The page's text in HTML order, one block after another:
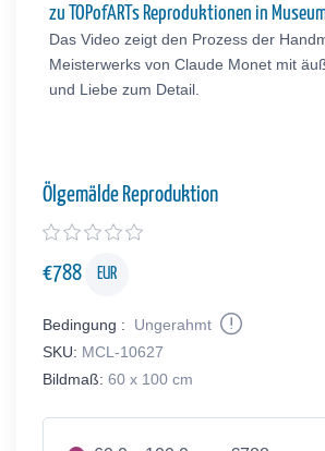
zu TOPofARTs Reproduktionen in
Das Video zeigt den Prozess der
Meisterwerks von Claude Monet mit
und Liebe zum Detail.
Ölgemälde Reproduktion
€788 EUR
Bedingung :
Ungerahmt
SKU: MCL-10627
Bildmaß: 60 x 100 cm